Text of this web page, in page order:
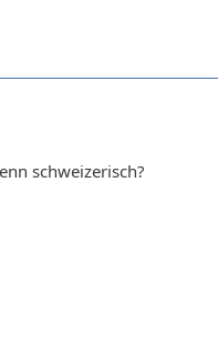
schweizerisch?